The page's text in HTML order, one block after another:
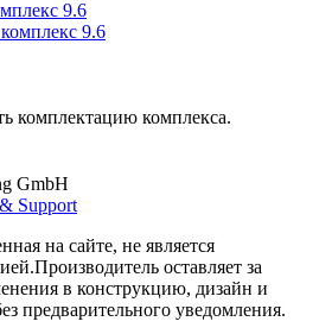
9.6
комплектацию комплекса.
GmbH
Support
на сайте, не является
оставляет за
в конструкцию, дизайн и
предварительного уведомления.